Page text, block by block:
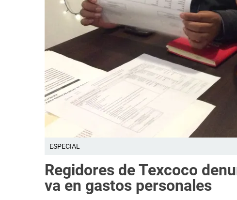
ESPECIAL
Regidores de Texcoco
va en gastos personales